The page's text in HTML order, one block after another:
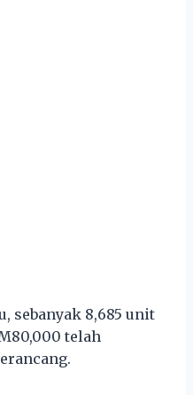
sebanyak 8,685 unit
telah